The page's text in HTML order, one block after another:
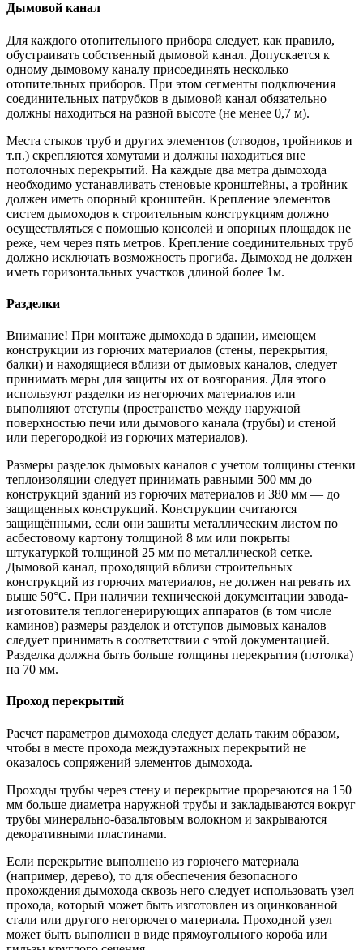
Дымовой канал
Для каждого отопительного прибора следует, как правило,
обустраивать собственный дымовой канал. Допускается к
одному дымовому каналу присоединять несколько
отопительных приборов. При этом сегменты подключения
соединительных патрубков в дымовой канал обязательно
должны находиться на разной высоте (не менее 0,7 м).
Места стыков труб и других элементов (отводов, тройников и
т.п.) скрепляются хомутами и должны находиться вне
потолочных перекрытий. На каждые два метра дымохода
необходимо устанавливать стеновые кронштейны, а тройник
должен иметь опорный кронштейн. Крепление элементов
систем дымоходов к строительным конструкциям должно
осуществляться с помощью консолей и опорных площадок не
реже, чем через пять метров. Крепление соединительных труб
должно исключать возможность прогиба. Дымоход не должен
иметь горизонтальных участков длиной более 1м.
Разделки
Внимание! При монтаже дымохода в здании, имеющем
конструкции из горючих материалов (стены, перекрытия,
балки) и находящиеся вблизи от дымовых каналов, следует
принимать меры для защиты их от возгорания. Для этого
используют разделки из негорючих материалов или
выполняют отступы (пространство между наружной
поверхностью печи или дымового канала (трубы) и стеной
или перегородкой из горючих материалов).
Размеры разделок дымовых каналов с учетом толщины стенки
теплоизоляции следует принимать равными 500 мм до
конструкций зданий из горючих материалов и 380 мм — до
защищенных конструкций. Конструкции считаются
защищёнными, если они зашиты металлическим листом по
асбестовому картону толщиной 8 мм или покрыты
штукатуркой толщиной 25 мм по металлической сетке.
Дымовой канал, проходящий вблизи строительных
конструкций из горючих материалов, не должен нагревать их
выше 50°С. При наличии технической документации завода-
изготовителя теплогенерирующих аппаратов (в том числе
каминов) размеры разделок и отступов дымовых каналов
следует принимать в соответствии с этой документацией.
Разделка должна быть больше толщины перекрытия (потолка)
на 70 мм.
Проход перекрытий
Расчет параметров дымохода следует делать таким образом,
чтобы в месте прохода междуэтажных перекрытий не
оказалось сопряжений элементов дымохода.
Проходы трубы через стену и перекрытие прорезаются на 150
мм больше диаметра наружной трубы и закладываются вокруг
трубы минерально-базальтовым волокном и закрываются
декоративными пластинами.
Если перекрытие выполнено из горючего материала
(например, дерево), то для обеспечения безопасного
прохождения дымохода сквозь него следует использовать узел
прохода, который может быть изготовлен из оцинкованной
стали или другого негорючего материала. Проходной узел
может быть выполнен в виде прямоугольного короба или